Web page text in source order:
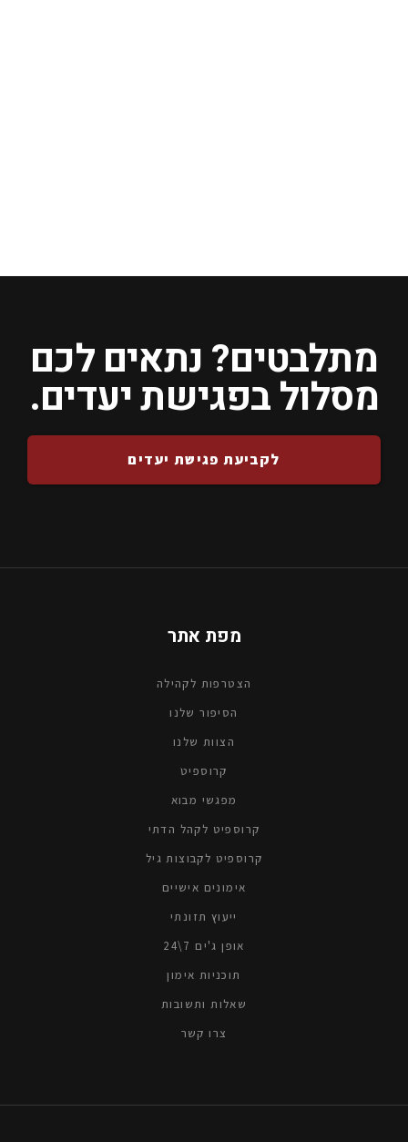
מתלבטים? נתאים לכם
מסלול בפגישת יעדים.
לקביעת פגישת יעדים
מפת אתר
הצטרפות לקהילה
הסיפור שלנו
הצוות שלנו
קרוספיטׁ
מפגשי מבוא
קרוספיט לקהל הדתי
קרוספיט לקבוצות גיל
אימונים אישיים
ייעוץ תזונתי
אופן ג'ים 7\24
תוכניות אימון
שאלות ותשובות
צרו קשר